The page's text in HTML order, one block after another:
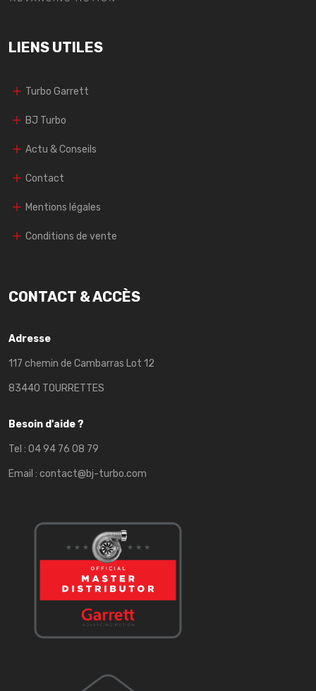
LIENS UTILES
Turbo Garrett
BJ Turbo
Actu & Conseils
Contact
Mentions légales
Conditions de vente
CONTACT & ACCÈS
Adresse
117 chemin de Cambarras Lot 12
83440 TOURRETTES
Besoin d'aide ?
Tel : 04 94 76 08 79
Email : contact@bj-turbo.com